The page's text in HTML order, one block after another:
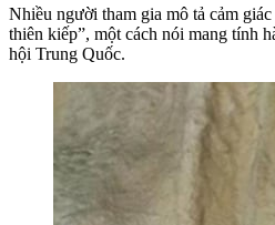
Nhiều người tham gia mô tả cảm
thiên kiếp”, một cách nói mang tính
hội Trung Quốc.